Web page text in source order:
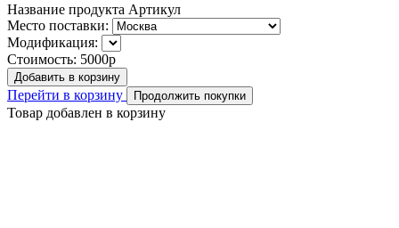
Название продукта Артикул
Место поставки:
Модификация:
Стоимость: 5000р
Добавить в корзину
Перейти в корзину Продолжить покупки
Товар добавлен в корзину